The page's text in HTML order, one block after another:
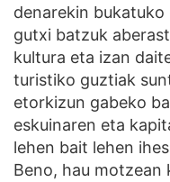
denarekin
gutxi batzuk
kultura eta izan
turistiko guztiak
etorkizun gabeko
eskuinaren eta
lehen bait lehen
Beno, hau